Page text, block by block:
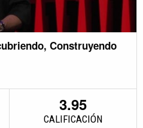
Construyendo
3.95
CALIFICACIÓN